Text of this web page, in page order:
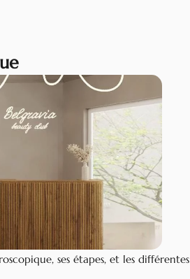
ses étapes, et les différentes